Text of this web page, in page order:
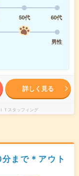
50代
60代
男性
詳しく見る
Ｔスタッフィング
まで＊アウト